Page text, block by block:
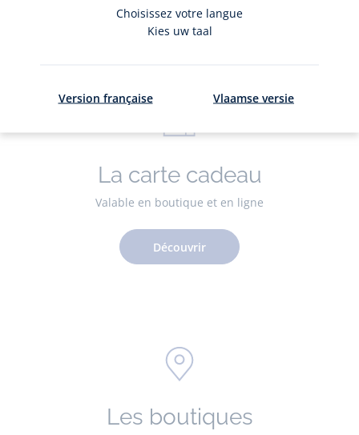
La carte cadeau
Valable en boutique et en ligne
Découvrir
Les boutiques
Choisissez votre langue
Kies uw taal
Version française Vlaamse versie